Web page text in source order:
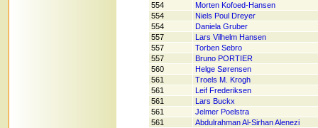
554
Morten Kofoed-Hansen
554
Niels Poul Dreyer
554
Daniela Gruber
557
Lars Vilhelm Hansen
557
Torben Sebro
557
Bruno PORTIER
560
Helge Sørensen
561
Troels M. Krogh
561
Leif Frederiksen
561
Lars Buckx
561
Jelmer Poelstra
561
Abdulrahman Al-Sirhan Alenezi